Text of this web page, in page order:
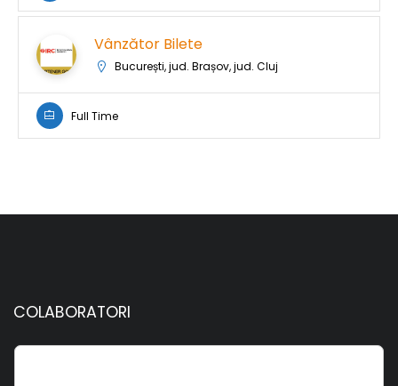
Vânzător Bilete
București, jud. Brașov, jud. Cluj
Full Time
COLABORATORI